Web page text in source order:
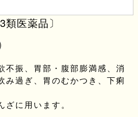
医薬品〕
不振、胃部・腹部膨満感、消
み過ぎ、胃のむかつき、下痢
に用います。